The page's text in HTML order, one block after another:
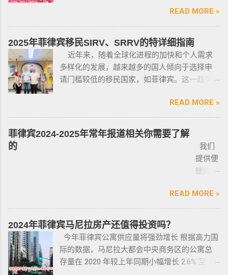
小型枪械，原因是他们的职业“岌岌可危”。 只有
处于实际的威胁之下，或者由于职业丶专业或
商业性质而处于危险之中的人，才会被认定为
有资格申请。 由于经商需要，存在较高风险成
为犯罪分子目标的商人，也可以申请携带许可
证。 据悉，这些行业的人们必须通过药物和心
的两年以上徒刑的案子，才可以获得特殊枪支
下，才可以携带枪支。 菲律宾当局表示，新法
律将帮助他们更好地规范使用枪械，遏制涉枪
犯罪。 该法律更严厉规定，个人如果非法持有
无牌枪支且被定罪的话，将面临至少入狱30
禁止公民携带枪支进入公共场合的禁令，即使
是未当班的警察，在公共场合携带配枪，也会
因此而被逮捕。 要求枪支持有者，每两年更新
一次执照，并每四年登记一次枪支。 如果不遵
守，将导致撤销和没收枪支。 续期申请，需要
在该许可证期满之日前六个月内，向菲律宾国
请主动告知咨询项目，菲律宾MAKATI 实体公
什么是遣返令VDO（Voluntary Deportation
Order） 一般都是非法行为导致被遣返，情节比
较严重。例如19-20年，很多客户是非法用落地
签转旅游签。 一般遣返客户都会成为“菲律宾不
次再来需要洗黑。 哪些情况会被遣返？ 1. 落地
签转旅游签的旅客，如果没有提前在移民局处
理，出境在机场就被扣护照。 2. 2016年克拉克
事件被抓的，又保关入境的客户必须要做遣返
才能出境。 3. 在菲律宾工作无牌照被本地警察
抓，在拘留所等待遣返或保出来做遣返。 4. 在
5. 在机场海关是黑名单保关入境的，回国要做
了NBI，这2步做好了以后如果不着急走，最长
等待时间是半年。半年内都可以随时走。 菲律
宾做了遣返会是黑名单吗？ 但凡做了遣返都是
黑名单。遣返的流程第一步就是申请驱逐令。
律宾就可以买一辆代步车，所以此贴仅供预算
有限的新人提供参考，大神勿喷。 废话不多
说，菲律宾买车的时候最好选择本地人开的车
行，年限4年内的最好，一般没啥通病，最好自
己去网上搜索，二手车网站也可以，原因我就
不详细说明了，中国人卖的车很多调表 很多有
暗伤才卖； 找到你心爱的车的时候千万不要着
急下单，一定要多渠道比价，多维度评估，最
车人和 和你交易的是不是同一个人 ； 在菲买二
手车一般都是车主将车卖给车行，车行再把车
卖给你，所以有几个细节你要注意了： 1、你会
拿到两份合同，第一份是车主卖给车行的，这
是否一致，车主ID和车行老板ID复印件作为合同
附件一同给你，每一个ID旁边都要有车主的签
名； 2、第二份合同一般都是一张空白的合同，
只有车行的签字，所以你要核对签字是否一
致，如果可以尽量多要一些签过字的合同，后
面会说为什么； 3、检查CR/OR原件，原件，原
READ MORE »
2025年菲律宾移民SIRV、SRRV的特详细指南
近年来，随着全球化进程的加快和个人需求
多样化的发展，越来越多的国人倾向于选择申
请门槛较低的移民国家，如菲律宾。这一趋势
申请菲律宾的移民签证呢？ 接下来，我们将
分析菲律宾移民签证之所以 备受欢迎的几大原
因，并简要概述其申请条件与流程。菲律宾移
民签证和其他国家相比有很多独特的优势：其
申请成本相对较低，地理位置与中国相近，没
有繁琐的移民监限制，为申请者提供了极大的
便利与自由。 在菲律宾，主要有两种移民
签证：SRRV（退休移民签证）和SIRV（投资移
供了一个额外的永居身份，成功获得这些签证
后，不仅能在菲律宾享受更多福利与权益，而
且申请者的原有国籍与原有权益不会受到影
响。 退休移民签证——SRRV
READ MORE »
菲律宾2024-2025年常年报道相关你需要了解
的
我们
提供便
捷的菲
侨常年
报道服
需要提
供
ICARD
READ MORE »
2024年菲律宾马尼拉房产还值得投资吗？
今年菲律宾公寓供应量将强劲增长 根据高力国
际的数据，马尼拉大都会中央商务区的公寓总
存量在 2020 年较上年同期小幅增长 2.6% 至